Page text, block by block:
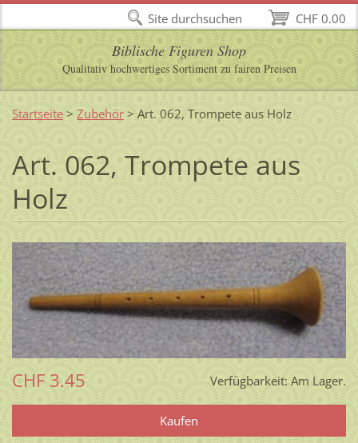
Biblische Figuren Shop
Qualitativ hochwertiges Sortiment zu fairen Preisen
Startseite > Zubehör > Art. 062, Trompete aus Holz
Art. 062, Trompete aus
Holz
Verfügbarkeit: Am Lager.
CHF 3.45
CHF 0.00
Site durchsuchen